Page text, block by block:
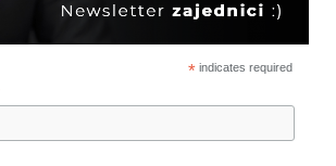
*indicates required